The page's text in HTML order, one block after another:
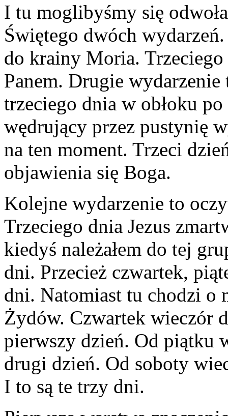
I tu moglibyśmy się
Świętego dwóch
do krainy Moria.
Panem. Drugie wydarzenie
trzeciego dnia w obłoku
wędrujący przez pustynię
na ten moment. Trzeci
objawienia się Boga.
Kolejne wydarzenie to
Trzeciego dnia Jezus
kiedyś należałem do tej
dni. Przecież czwartek,
dni. Natomiast tu chodzi o
Żydów. Czwartek wieczór
pierwszy dzień. Od piątku
drugi dzień. Od soboty
I to są te trzy dni.